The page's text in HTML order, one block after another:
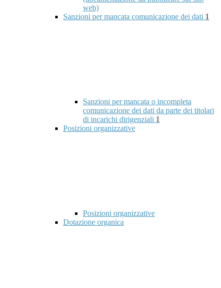
web)
Sanzioni per mancata comunicazione dei dati 1
Sanzioni per mancata o incompleta
comunicazione dei dati da parte dei titolari
di incarichi dirigenziali 1
Posizioni organizzative
Posizioni organizzative
Dotazione organica